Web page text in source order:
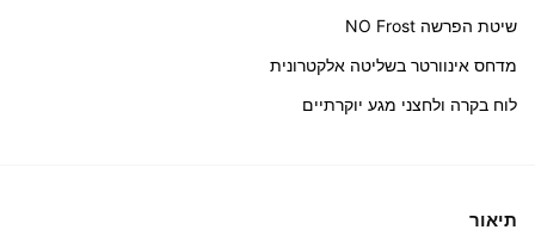
שיטת הפרשה NO Frost
מדחס אינוורטר בשליטה אלקטרונית
לוח בקרה ולחצני מגע יוקרתיים
תיאור